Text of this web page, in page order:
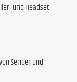
und Headset-
Sender und